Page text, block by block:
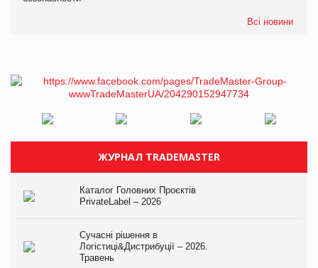
Всі новини
ЖУРНАЛ TRADEMASTER
Каталог Головних Проєктів
PrivateLabel – 2026
Сучасні рішення в
Логістиці&Дистрибуції – 2026.
Травень